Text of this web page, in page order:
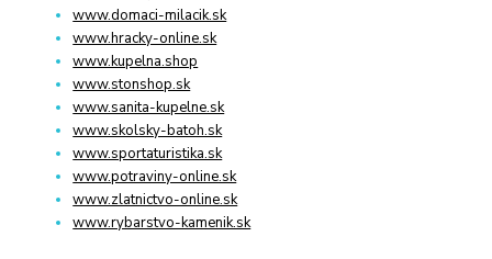
www.domaci-milacik.sk
www.hracky-online.sk
www.kupelna.shop
www.stonshop.sk
www.sanita-kupelne.sk
www.skolsky-batoh.sk
www.sportaturistika.sk
www.potraviny-online.sk
www.zlatnictvo-online.sk
www.rybarstvo-kamenik.sk